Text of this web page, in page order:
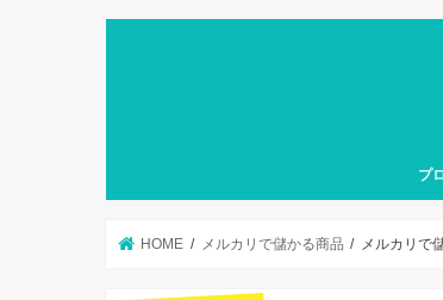
プ
HOME メルカリで儲かる商品 メルカリで